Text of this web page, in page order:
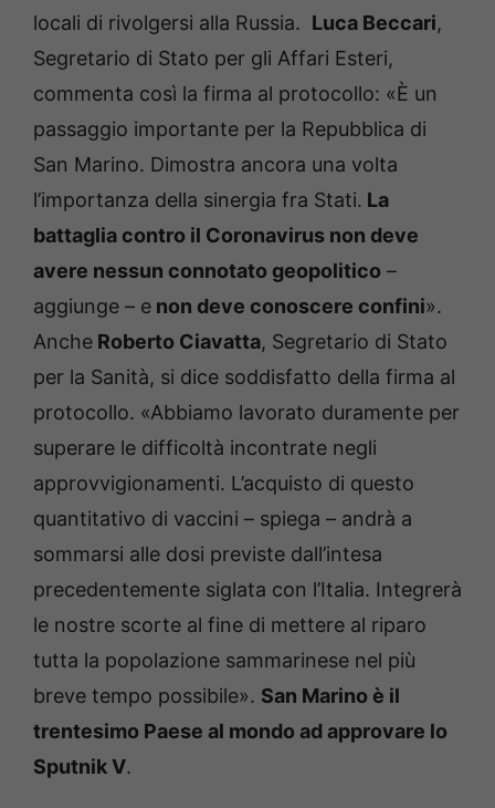
locali di rivolgersi alla Russia. Luca Beccari,
Segretario di Stato per gli Affari Esteri,
commenta così la firma al protocollo: «È un
passaggio importante per la Repubblica di
San Marino. Dimostra ancora una volta
l’importanza della sinergia fra Stati. La
battaglia contro il Coronavirus non deve
avere nessun connotato geopolitico –
aggiunge – e non deve conoscere confini».
Anche Roberto Ciavatta, Segretario di Stato
per la Sanità, si dice soddisfatto della firma al
protocollo. «Abbiamo lavorato duramente per
superare le difficoltà incontrate negli
approvvigionamenti. L’acquisto di questo
quantitativo di vaccini – spiega – andrà a
sommarsi alle dosi previste dall’intesa
precedentemente siglata con l’Italia. Integrerà
le nostre scorte al fine di mettere al riparo
tutta la popolazione sammarinese nel più
breve tempo possibile». San Marino è il
trentesimo Paese al mondo ad approvare lo
Sputnik V.